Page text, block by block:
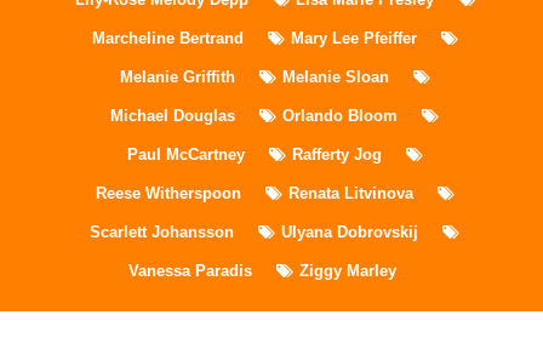
Marcheline Bertrand Mary Lee Pfeiffer
Melanie Griffith Melanie Sloan
Michael Douglas Orlando Bloom
Paul McCartney Rafferty Jog
Reese Witherspoon Renata Litvinova
Scarlett Johansson Ulyana Dobrovskij
Vanessa Paradis Ziggy Marley